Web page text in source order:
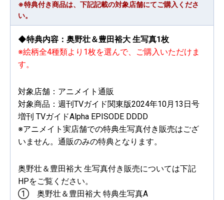
※特典付き商品は、下記記載の対象店舗にてご購入くださ
い。
◆特典内容：奥野壮＆豊田裕大 生写真1枚
※絵柄全4種類より1枚を選んで、ご購入いただけま
す。
対象店舗：アニメイト通販
対象商品：週刊TVガイド関東版2024年10月13日号
増刊 TVガイドAlpha EPISODE DDDD
※アニメイト実店舗での特典生写真付き販売はござ
いません。通販のみの特典となります。
奥野壮＆豊田裕大 生写真付き販売については下記
HPをご覧ください。
① 奥野壮＆豊田裕大 特典生写真A